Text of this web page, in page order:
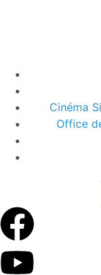
Cinéma
Office